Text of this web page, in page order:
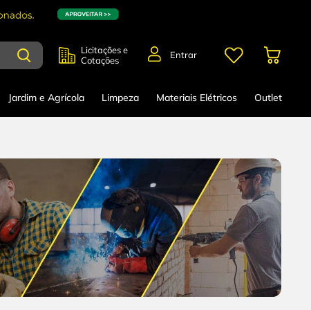
Licitações e
Cotações
Entrar
Jardim e Agrícola Limpeza Materiais Elétricos Outlet